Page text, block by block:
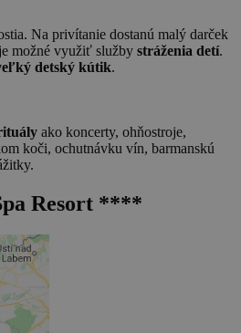
Na privítanie dostanú malý darček
možné využiť služby stráženia detí.
detský kútik.
ako koncerty, ohňostroje,
koči, ochutnávku vín, barmanskú
Resort ****